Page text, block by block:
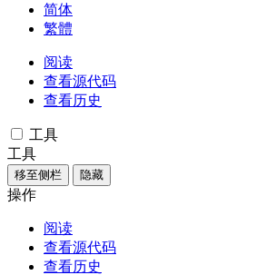
简体
繁體
阅读
查看源代码
查看历史
工具
工具
移至侧栏 隐藏
操作
阅读
查看源代码
查看历史